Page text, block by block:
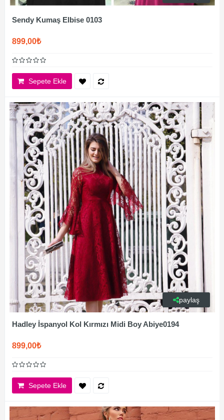
Sendy Kumaş Elbise 0103
899,00₺
Sepete Ekle
paylaş
Hadley İspanyol Kol Kırmızı Midi Boy Abiye0194
899,00₺
Sepete Ekle